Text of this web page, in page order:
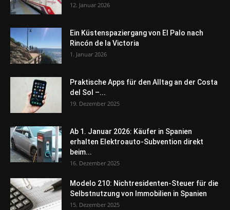
12. Januar 2026
Ein Küstenspaziergang von El Palo nach
Rincón de la Victoria
1. Januar 2026
Praktische Apps für den Alltag an der Costa
del Sol –...
19. Dezember 2025
Ab 1. Januar 2026: Käufer in Spanien
erhalten Elektroauto-Subvention direkt
beim...
16. Dezember 2025
Modelo 210: Nichtresidenten-Steuer für die
Selbstnutzung von Immobilien in Spanien
15. Dezember 2025